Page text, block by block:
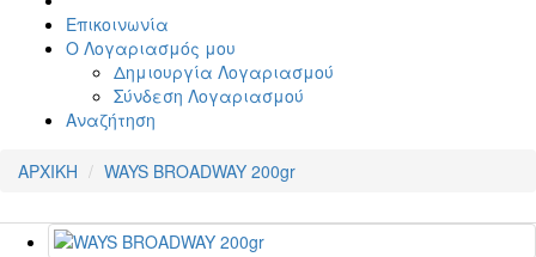
Επικοινωνία
Ο Λογαριασμός μου
Δημιουργία Λογαριασμού
Σύνδεση Λογαριασμού
Αναζήτηση
ΑΡΧΙΚΗ WAYS BROADWAY 200gr